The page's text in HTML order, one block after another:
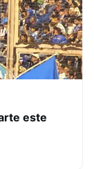
este